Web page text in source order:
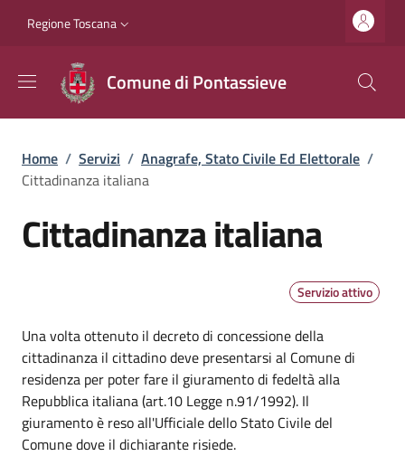
Slim top
Regione Toscana
Comune di Pontassieve
Briciole di pane
Home / Servizi / Anagrafe, Stato Civile Ed Elettorale /
Cittadinanza italiana
Cittadinanza italiana
Servizio attivo
Dettagli
Una volta ottenuto il decreto di concessione della
cittadinanza il cittadino deve presentarsi al Comune di
residenza per poter fare il giuramento di fedeltà alla
Repubblica italiana (art.10 Legge n.91/1992). Il
giuramento è reso all'Ufficiale dello Stato Civile del
Comune dove il dichiarante risiede.